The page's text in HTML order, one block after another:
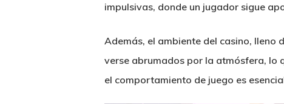
impulsivas, donde un jugador sigue
Además, el ambiente del casino, lleno
verse abrumados por la atmósfera, lo
el comportamiento de juego es